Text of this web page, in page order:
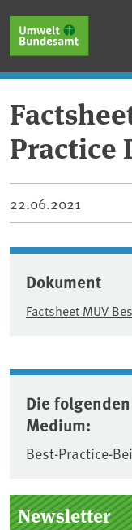
Practice
22.06.2021
Dokument
Factsheet MUV
Die
Medium:
Best-Practice-
Seitenleiste
Newsletter